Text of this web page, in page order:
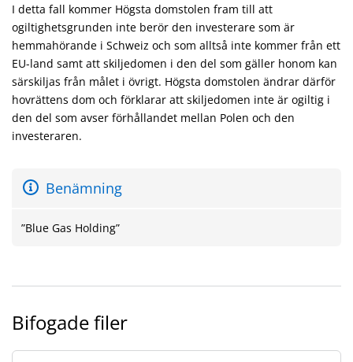
I detta fall kommer Högsta domstolen fram till att
ogiltighetsgrunden inte berör den investerare som är
hemmahörande i Schweiz och som alltså inte kommer från ett
EU-land samt att skiljedomen i den del som gäller honom kan
särskiljas från målet i övrigt. Högsta domstolen ändrar därför
hovrättens dom och förklarar att skiljedomen inte är ogiltig i
den del som avser förhållandet mellan Polen och den
investeraren.
Benämning
”Blue Gas Holding”
Bifogade filer